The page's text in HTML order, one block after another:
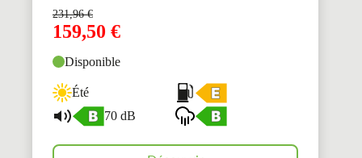
231,96€
159,50 €
Disponible
Été
70 dB